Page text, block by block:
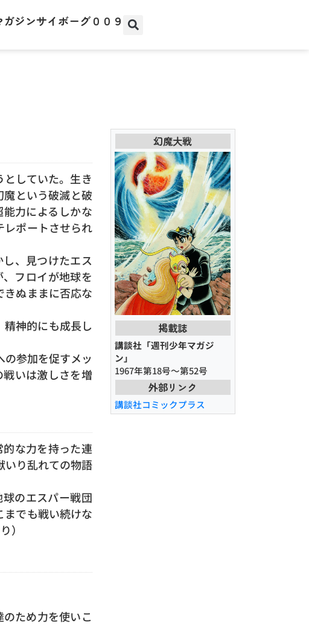
ガジンサイボーグ００９
していた。生き
という破滅と破
力によるしかな
レポートさせられ
、見つけたエス
フロイが地球を
きぬままに否応な
精神的にも成長し
参加を促すメッ
いは激しさを増
な力を持った連
いり乱れての物語
のエスパー戦団
までも戦い続けな
）
ため力を使いこ
幻魔大戦
掲載誌
講談社「週刊少年マガジ
ン」
1967年第18号～第52号
外部リンク
講談社コミックプラス